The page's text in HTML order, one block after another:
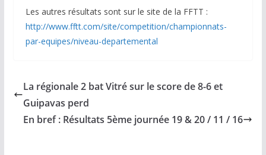
Les autres résultats sont sur le site de la FFTT :
http://www.fftt.com/site/competition/championnats-
par-equipes/niveau-departemental
La régionale 2 bat Vitré sur le score de 8-6 et
Guipavas perd
En bref : Résultats 5ème journée 19 & 20 / 11 / 16